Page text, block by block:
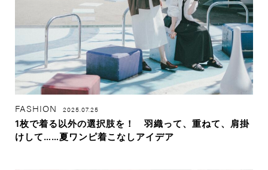
FASHION 2025.07.25
1枚で着る以外の選択肢を！ 羽織って、重ねて、肩掛
けして……夏ワンピ着こなしアイデア